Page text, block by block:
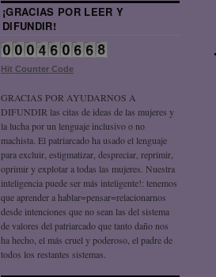
¡GRACIAS POR LEER Y
DIFUNDIR!
Hit Counter Code
GRACIAS POR AYUDARNOS A
DIFUNDIR las citas de ideas de las mujeres y
la lucha por un lenguaje inclusivo o no
machista. El patriarcado ha usado el lenguaje
para excluir, estigmatizar, despreciar, reprimir,
oprimir y explotar a todas las mujeres. Nuestra
inteligencia puede ser más inteligente!: tenemos
que aprender a hablar=pensar=relacionarnos
desde intenciones que no sean las del sistema
de valores del patriarcado que tanto daño nos
ha hecho, el más cruel y poderoso, el padre de
todos los restantes sistemas.